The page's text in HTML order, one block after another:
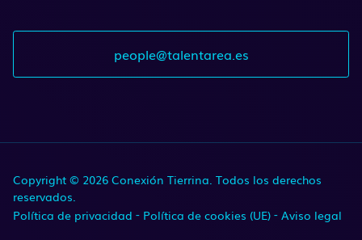
people@talentarea.es
Copyright © 2026 Conexión Tierrina. Todos los derechos
reservados.
Política de privacidad
Política de cookies (UE) Aviso legal